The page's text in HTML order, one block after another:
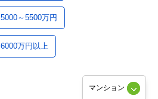
5000～5500万円
6000万円以上